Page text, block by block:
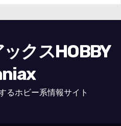
クスHOBBY
るホビー系情報サイト